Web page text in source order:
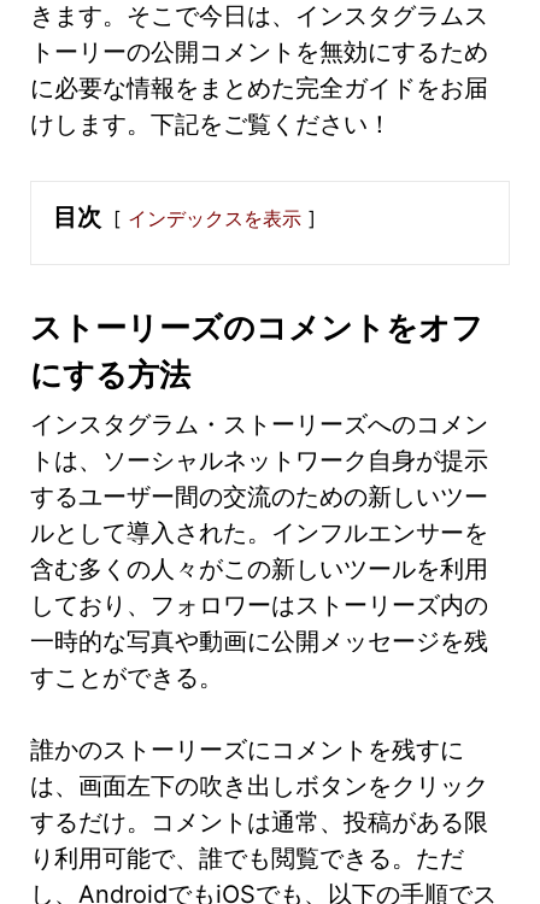
きます。そこで今日は、インスタグラムス
トーリーの公開コメントを無効にするため
に必要な情報をまとめた完全ガイドをお届
けします。下記をご覧ください！
目次 インデックスを表示
ストーリーズのコメントをオフ
にする方法
インスタグラム・ストーリーズへのコメン
トは、ソーシャルネットワーク自身が提示
するユーザー間の交流のための新しいツー
ルとして導入された。インフルエンサーを
含む多くの人々がこの新しいツールを利用
しており、フォロワーはストーリーズ内の
一時的な写真や動画に公開メッセージを残
すことができる。
誰かのストーリーズにコメントを残すに
は、画面左下の吹き出しボタンをクリック
するだけ。コメントは通常、投稿がある限
り利用可能で、誰でも閲覧できる。ただ
し、AndroidでもiOSでも、以下の手順でス